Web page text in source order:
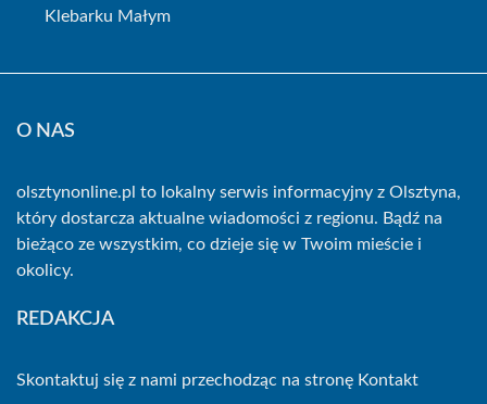
Klebarku Małym
O NAS
olsztynonline.pl to lokalny serwis informacyjny z Olsztyna,
który dostarcza aktualne wiadomości z regionu. Bądź na
bieżąco ze wszystkim, co dzieje się w Twoim mieście i
okolicy.
REDAKCJA
Skontaktuj się z nami przechodząc na stronę Kontakt